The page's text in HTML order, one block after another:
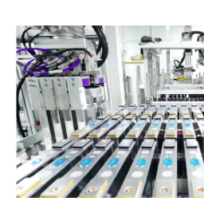
Прогнозируется, что в случае
солнечных электростанций
четвёртая часть потребностей
обеспечена электроэнергией.
Оформить
Отправить
Журнал С.О.К. № ,
Организаторы конференции